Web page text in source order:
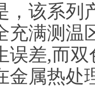
，该系列
充满测温
误差,而
金属热处